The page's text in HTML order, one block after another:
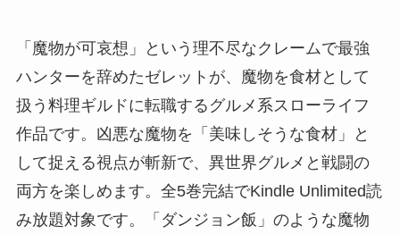
「魔物が可哀想」という理不尽なクレームで最強
ハンターを辞めたゼレットが、魔物を食材として
扱う料理ギルドに転職するグルメ系スローライフ
作品です。凶悪な魔物を「美味しそうな食材」と
して捉える視点が斬新で、異世界グルメと戦闘の
両方を楽しめます。全5巻完結でKindle Unlimited読
み放題対象です。「ダンジョン飯」のような魔物